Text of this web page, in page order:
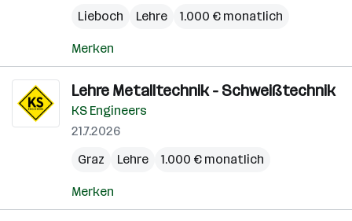
Lieboch
Lehre 1.000 € monatlich
Merken
Lehre Metalltechnik - Schweißtechnik
KS Engineers
21.7.2026
Graz
Lehre 1.000 € monatlich
Merken